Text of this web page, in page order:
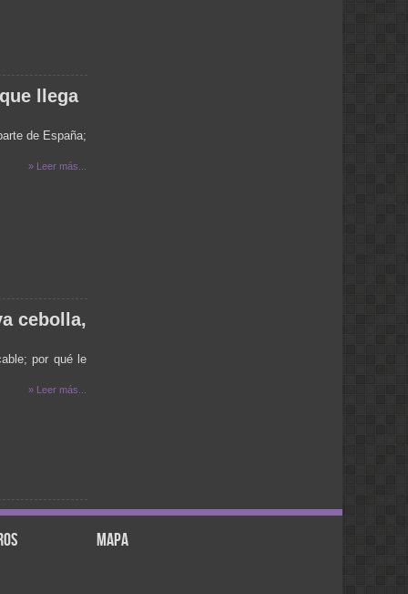
llega
de España;
» Leer más...
cebolla,
por qué le
» Leer más...
mapa